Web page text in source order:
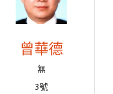
曾華德
無
3號